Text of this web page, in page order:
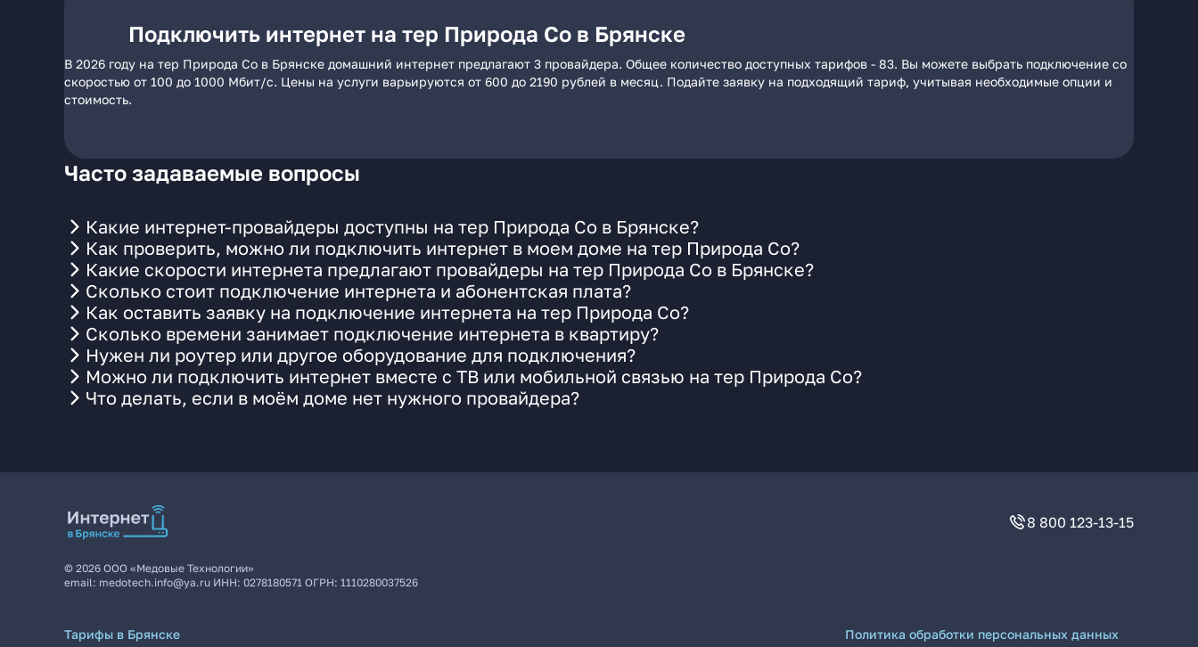
Подключить интернет на тер Природа Со в Брянске
В 2026 году на тер Природа Со в Брянске домашний интернет предлагают 3 провайдера. Общее количество доступных тарифов - 83. Вы можете выбрать подключение со
скоростью от 100 до 1000 Мбит/с. Цены на услуги варьируются от 600 до 2190 рублей в месяц. Подайте заявку на подходящий тариф, учитывая необходимые опции и
стоимость.
Часто задаваемые вопросы
Какие интернет-провайдеры доступны на тер Природа Со в Брянске?
Как проверить, можно ли подключить интернет в моем доме на тер Природа Со?
Какие скорости интернета предлагают провайдеры на тер Природа Со в Брянске?
Сколько стоит подключение интернета и абонентская плата?
Как оставить заявку на подключение интернета на тер Природа Со?
Сколько времени занимает подключение интернета в квартиру?
Нужен ли роутер или другое оборудование для подключения?
Можно ли подключить интернет вместе с ТВ или мобильной связью на тер Природа Со?
Что делать, если в моём доме нет нужного провайдера?
8 800 123-13-15
© 2026 ООО «Медовые Технологии»
email: medotech.info@ya.ru ИНН: 0278180571 ОГРН: 1110280037526
Тарифы в Брянске
Политика обработки персональных данных